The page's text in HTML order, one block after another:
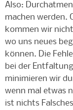
Also:
machen werden.
kommen wir
wo uns neues
können. Die
bei der
minimieren wir
wenn mal etwas
ist nichts